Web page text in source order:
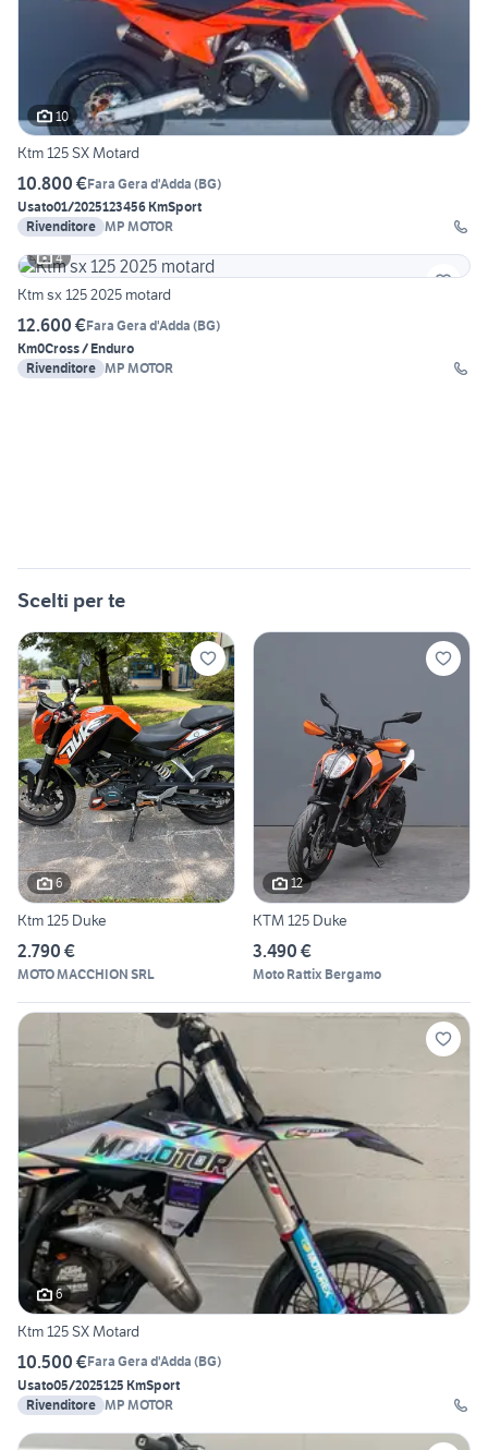
10
Ktm 125 SX Motard
10.800 €Fara Gera d'Adda (BG)
Usato01/2025123456 KmSport
Rivenditore MP MOTOR
4
Ktm sx 125 2025 motard
12.600 €Fara Gera d'Adda (BG)
Km0Cross / Enduro
Rivenditore MP MOTOR
Scelti per te
6
Ktm 125 Duke
2.790 €
MOTO MACCHION SRL
12
KTM 125 Duke
3.490 €
Moto Rattix Bergamo
6
Ktm 125 SX Motard
10.500 €Fara Gera d'Adda (BG)
Usato05/2025125 KmSport
Rivenditore MP MOTOR